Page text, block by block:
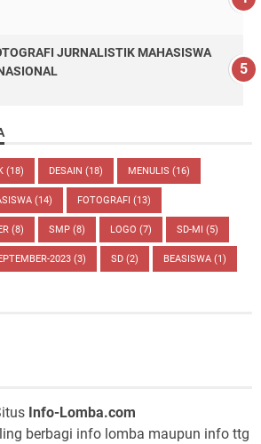
JURNALISTIK MAHASISWA
(18) DESAIN (18) MENULIS (16)
(14) FOTOGRAFI (13)
(8) SMP (8) LOGO (7) SD-MI (5)
2023 (3) SD (2) BEASISWA (1)
Info-Lomba.com
berbagi info lomba maupun info ttg